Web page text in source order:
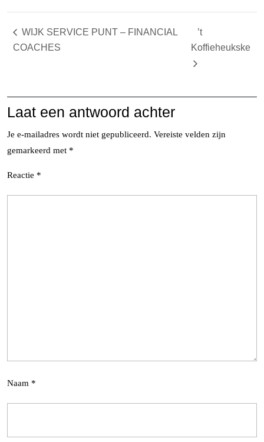
WIJK SERVICE PUNT – FINANCIAL
COACHES
’t
Koffieheukske
Laat een antwoord achter
Je e-mailadres wordt niet gepubliceerd. Vereiste velden zijn
gemarkeerd met *
Reactie *
Naam *